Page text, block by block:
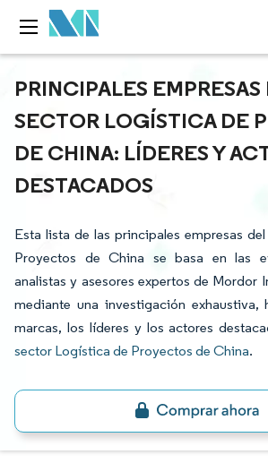
PRINCIPALES EMPRESAS
SECTOR LOGÍSTICA DE
DE CHINA: LÍDERES Y
DESTACADOS
Esta lista de las principales empresas
Proyectos de China se basa en las
analistas y asesores expertos de Mordor
mediante una investigación exhaustiva,
marcas, los líderes y los actores
sector Logística de Proyectos de China.